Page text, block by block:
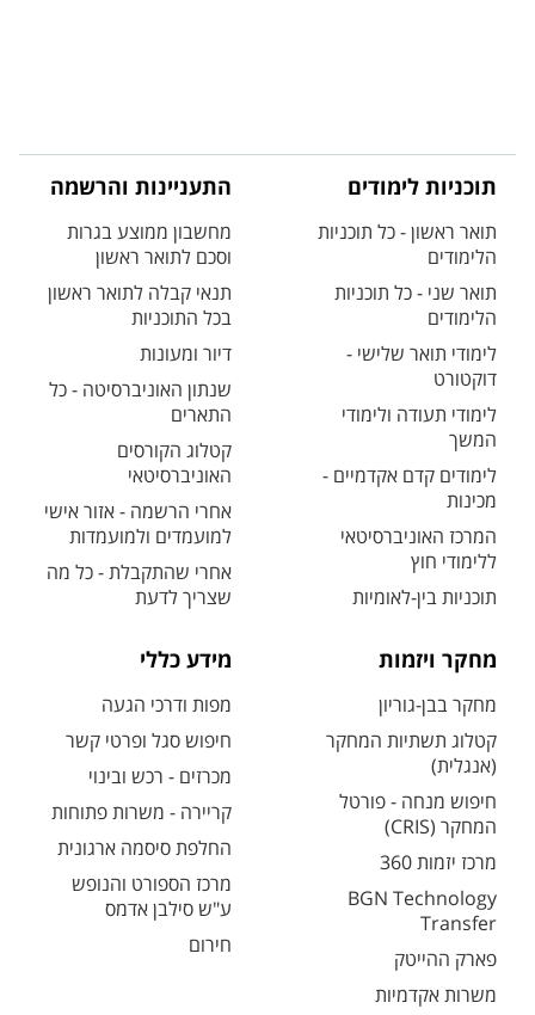
תוכניות לימודים
תואר ראשון - כל תוכניות
הלימודים
תואר שני - כל תוכניות
הלימודים
לימודי תואר שלישי -
דוקטורט
לימודי תעודה ולימודי
המשך
לימודים קדם אקדמיים -
מכינות
המרכז האוניברסיטאי
ללימודי חוץ
תוכניות בין-לאומיות
התעניינות והרשמה
מחשבון ממוצע בגרות
וסכם לתואר ראשון
תנאי קבלה לתואר ראשון
בכל התוכניות
דיור ומעונות
שנתון האוניברסיטה - כל
התארים
קטלוג הקורסים
האוניברסיטאי
אחרי הרשמה - אזור אישי
למועמדים ולמועמדות
אחרי שהתקבלת - כל מה
שצריך לדעת
מחקר ויזמות
מחקר בבן-גוריון
קטלוג תשתיות המחקר
(אנגלית)
חיפוש מנחה - פורטל
המחקר (CRIS)
מרכז יזמות 360
BGN Technology
Transfer
פארק ההייטק
משרות אקדמיות
מידע כללי
מפות ודרכי הגעה
חיפוש סגל ופרטי קשר
מכרזים - רכש ובינוי
קריירה - משרות פתוחות
החלפת סיסמה ארגונית
מרכז הספורט והנופש
ע"ש סילבן אדמס
חירום